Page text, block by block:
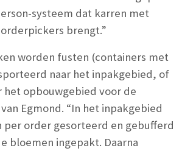
systeem dat karren met
brengt.”
worden fusten (containers met
naar het inpakgebied, of
het opbouwgebied voor de
Egmond. “In het inpakgebied
per order gesorteerd en gebufferd
bloemen ingepakt. Daarna